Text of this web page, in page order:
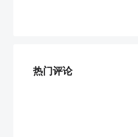
热门评论